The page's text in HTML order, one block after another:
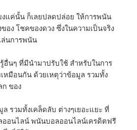
งแค่นั้น ก็เลยปลดปล่อย ให้การพนัน
อง โชคของดวง ซึ่งในความเป็นจริง
นการพนัน
อื่นๆ ที่มีนำมาปรับใช้ สำหรับในการ
หมือนกัน ด้วยเหตุว่าข้อมูล รวมทั้ง
ก ของ
รวมทั้งเคล็ดลับ ต่างๆเยอะแยะ ที่
ออนไลน์ พนันบอลออนไลน์เครดิตฟรี